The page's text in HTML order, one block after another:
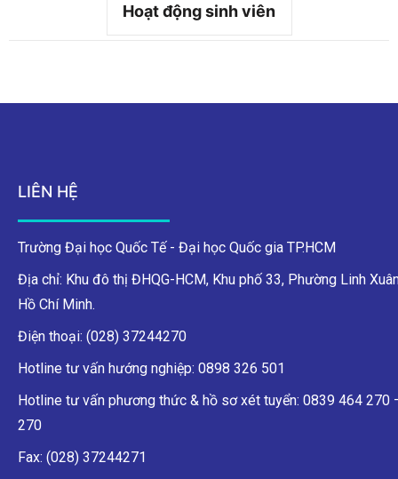
Hoạt động sinh viên
LIÊN HỆ
Trường Đại học Quốc Tế - Đại học Quốc gia TP.HCM
Địa chỉ: Khu đô thị ĐHQG-HCM, Khu phố 33, Phường Linh
Hồ Chí Minh.
Điện thoại: (028) 37244270
Hotline tư vấn hướng nghiệp: 0898 326 501
Hotline tư vấn phương thức & hồ sơ xét tuyển: 0839 464 270
270
Fax: (028) 37244271